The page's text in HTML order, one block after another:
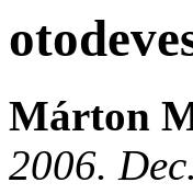
Márton
2006.